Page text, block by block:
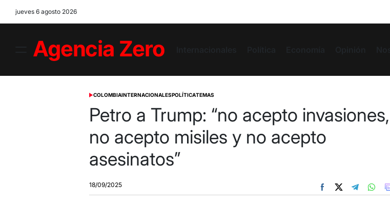
jueves 6 agosto 2026
Menu
Agencia
POSTED
COLOMBIAINTERNACIONALESPOLÍTICATEMAS
Petro a Trump: “no acepto invasiones,
no acepto misiles y no acepto
asesinatos”
18/09/2025